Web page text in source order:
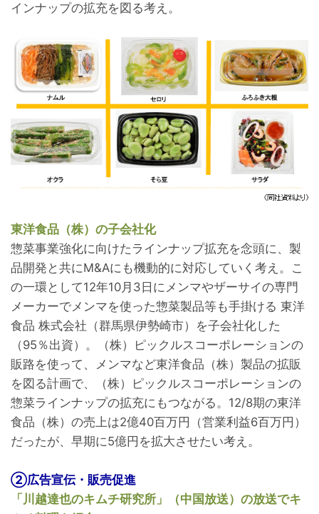
インナップの拡充を図る考え。
東洋食品（株）の子会社化
惣菜事業強化に向けたラインナップ拡充を念頭に、製
品開発と共にM&Aにも機動的に対応していく考え。こ
の一環として12年10月3日にメンマやザーサイの専門
メーカーでメンマを使った惣菜製品等も手掛ける 東洋
食品 株式会社（群馬県伊勢崎市）を子会社化した
（95％出資）。（株）ピックルスコーポレーションの
販路を使って、メンマなど東洋食品（株）製品の拡販
を図る計画で、（株）ピックルスコーポレーションの
惣菜ラインナップの拡充にもつながる。12/8期の東洋
食品（株）の売上は2億40百万円（営業利益6百万円）
だったが、早期に5億円を拡大させたい考え。
②広告宣伝・販売促進
「川越達也のキムチ研究所」（中国放送）の放送でキ